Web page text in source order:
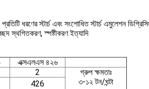
ধরণের স্টার্চ এবং সংশোধিত স্টার্চ এমুলেশন
স্থগিতকরণ, স্পষ্টীকরণ ইত্যাদি
এক্সএলএস ৪২৬
2
গ্রুপ ক্ষমতাঃ
৩-১২ টন/ঘন্টা
426